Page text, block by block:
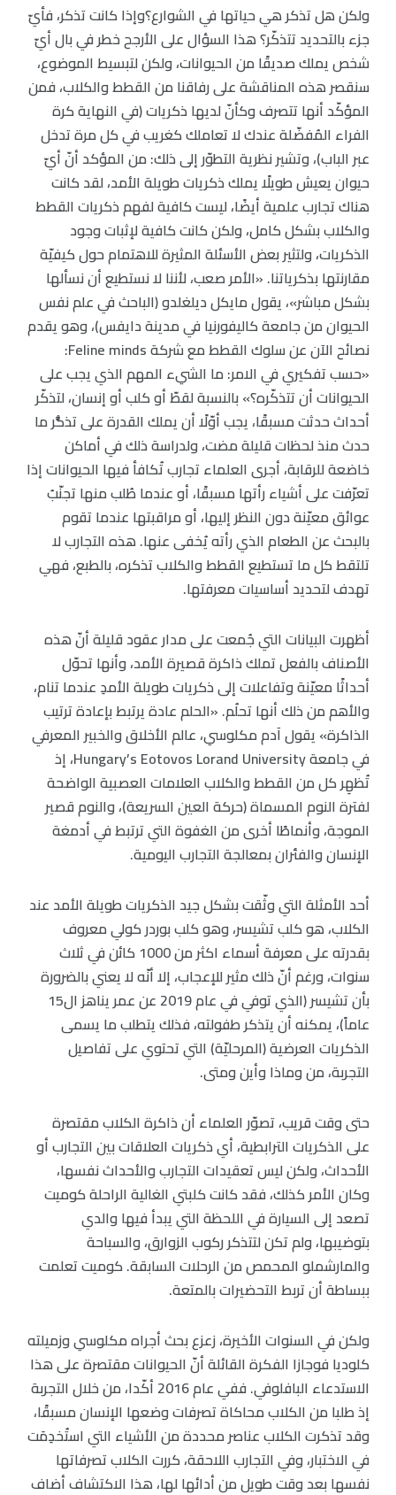
ولكن هل تذكر هي حياتها في الشوارع؟وإذا كانت تذكر، فأيّ
جزء بالتحديد تتذكّر؟ هذا السؤال على الأرجح خطر في بال أيّ
شخص يملك صديقًا من الحيوانات، ولكن لتبسيط الموضوع،
سنقصر هذه المناقشة على رفاقنا من القطط والكلاب، فمن
المؤكّد أنها تتصرف وكأنّ لديها ذكريات (في النهاية كرة
الفراء المُفضّلة عندك لا تعاملك كغريب في كل مرة تدخل
عبر الباب)، وتشير نظرية التطوّر إلى ذلك: من المؤكد أنّ أيّ
حيوان يعيش طويلًا يملك ذكريات طويلة الأمد، لقد كانت
هناك تجارب علمية أيضًا، ليست كافية لفهم ذكريات القطط
والكلاب بشكل كامل، ولكن كانت كافية لإثبات وجود
الذكريات، ولتثير بعض الأسئلة المثيرة للاهتمام حول كيفيّة
مقارنتها بذكرياتنا. «الأمر صعب، لأننا لا نستطيع أن نسألها
بشكل مباشر»، يقول مايكل ديلغلدو (الباحث في علم نفس
الحيوان من جامعة كاليفورنيا في مدينة دايفس)، وهو يقدم
نصائح الآن عن سلوك القطط مع شركة Feline minds:
«حسب تفكيري في الامر: ما الشيء المهم الذي يجب على
الحيوانات أن تتذكّره؟» بالنسبة لقطّ أو كلب أو إنسان، لتذكّر
أحداث حدثت مسبقًا، يجب أوّلًا أن يملك القدرة على تذكُّر ما
حدث منذ لحظات قليلة مضت، ولدراسة ذلك في أماكن
خاضعة للرقابة، أجرى العلماء تجارب تُكافأ فيها الحيوانات إذا
تعرّفت على أشياء رأتها مسبقًا، أو عندما طُلب منها تجنّبُ
عوائق معيّنة دون النظر إليها، أو مراقبتها عندما تقوم
بالبحث عن الطعام الذي رأته يُخفى عنها. هذه التجارب لا
تلتقط كل ما تستطيع القطط والكلاب تذكره، بالطبع، فهي
تهدف لتحديد أساسيات معرفتها.
أظهرت البيانات التي جُمعت على مدار عقود قليلة أنّ هذه
الأصناف بالفعل تملك ذاكرة قصيرة الأمد، وأنها تحوّل
أحداثًا معيّنة وتفاعلات إلى ذكريات طويلة الأمدِ عندما تنام،
والأهم من ذلك أنها تحلُم. «الحلم عادة يرتبط بإعادة ترتيب
الذاكرة» يقول آدم مكلوسي، عالم الأخلاق والخبير المعرفي
في جامعة Hungary’s Eotovos Lorand University، إذ
تُظهِر كل من القطط والكلاب العلامات العصبية الواضحة
لفترة النوم المسماة (حركة العين السريعة)، والنوم قصير
الموجة، وأنماطًا أخرى من الغفوة التي ترتبط في أدمغة
الإنسان والفئران بمعالجة التجارب اليومية.
أحد الأمثلة التي وثّقت بشكل جيد الذكريات طويلة الأمد عند
الكلاب، هو كلب تشيسر، وهو كلب بوردر كولي معروف
بقدرته على معرفة أسماء اكثر من 1000 كائن في ثلاث
سنوات، ورغم أنّ ذلك مثير للإعجاب، إلا أنّه لا يعني بالضرورة
بأن تشيسر (الذي توفي في عام 2019 عن عمر يناهز ال15
عاماً)، يمكنه أن يتذكر طفولته، فذلك يتطلب ما يسمى
الذكريات العرضية (المرحليّة) التي تحتوي على تفاصيل
التجربة، من وماذا وأين ومتى.
حتى وقت قريب، تصوّر العلماء أن ذاكرة الكلاب مقتصرة
على الذكريات الترابطية، أي ذكريات العلاقات بين التجارب أو
الأحداث، ولكن ليس تعقيدات التجارب والأحداث نفسها،
وكان الأمر كذلك، فقد كانت كلبتي الغالية الراحلة كوميت
تصعد إلى السيارة في اللحظة التي يبدأ فيها والدي
بتوضيبها، ولم تكن لتتذكر ركوب الزوارق، والسباحة
والمارشملو المحمص من الرحلات السابقة. كوميت تعلمت
ببساطة أن تربط التحضيرات بالمتعة.
ولكن في السنوات الأخيرة، زعزع بحث أجراه مكلوسي وزميلته
كلوديا فوجازا الفكرة القائلة أنّ الحيوانات مقتصرة على هذا
الاستدعاء البافلوفي. ففي عام 2016 أكّدا، من خلال التجربة
إذ طلبا من الكلاب محاكاة تصرفات وضعها الإنسان مسبقًا،
وقد تذكرت الكلاب عناصر محددة من الأشياء التي استُخدِمَت
في الاختبار، وفي التجارب اللاحقة، كررت الكلاب تصرفاتها
نفسها بعد وقت طويل من أدائها لها، هذا الاكتشاف أضاف